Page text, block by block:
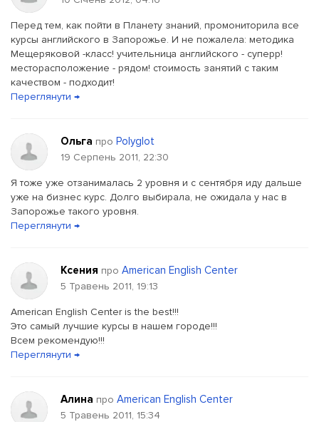
Перед тем, как пойти в Планету знаний, промониторила все
курсы английского в Запорожье. И не пожалела: методика
Мещеряковой -класс! учительница английского - суперр!
месторасположение - рядом! стоимость занятий с таким
качеством - подходит!
Переглянути →
Ольга про Polyglot
19 Серпень 2011, 22:30
Я тоже уже отзанималась 2 уровня и с сентября иду дальше
уже на бизнес курс. Долго выбирала, не ожидала у нас в
Запорожье такого уровня.
Переглянути →
Ксения про American English Center
5 Травень 2011, 19:13
American English Center is the best!!!
Это самый лучшие курсы в нашем городе!!!
Всем рекомендую!!!
Переглянути →
Алина про American English Center
5 Травень 2011, 15:34